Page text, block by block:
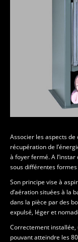
Associer les aspects
récupération de
à foyer fermé. A
sous différentes
Son principe vise à
d’aération situées à la
dans la pièce par des
expulsé, léger et
Correctement
pouvant atteindre les